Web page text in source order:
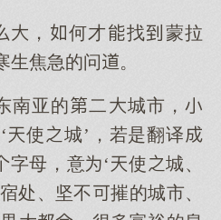
，何才找蒙拉
生焦急的问。
南亚的二城市，
使城’，若是翻译
字母，意‘使城、
处、坚不摧的城市、